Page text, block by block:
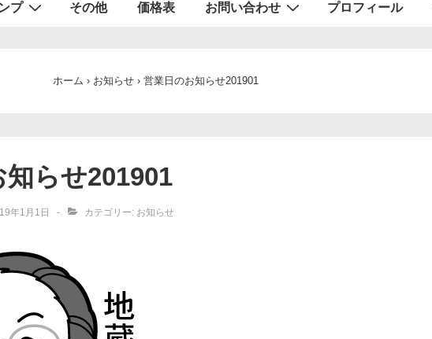
プ その他 価格表 お問い合わせ プロフィール
ホーム › お知らせ › 営業日のお知らせ201901
らせ201901
年1月1日 カテゴリー: お知らせ